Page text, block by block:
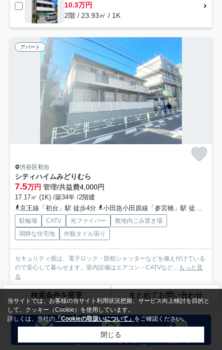
10.3万円
2階 / 23.93㎡ / 1K
アパート
渋谷区初台
シティハイムみどりむら
7.5万円 管理/共益費4,000円
17.17㎡ (1K) /築34年 /2階建
京王線「初台」駅 徒歩4分
小田急小田原線「参宮橋」駅 徒歩8分
駐輪場 CATV 光ファイバー
敷地内ごみ置き場
閑静な住宅地
外観タイル張り
セキュリティ面は、電子ロック・防犯シャッターなどを備え付けている
ので安心して暮らせます。室内設備はエアコン・CATVなど... もっと見
る
募集中の部屋
205
7.5万円
2階 / 17.17㎡ / 1K
検索条件を変更 まとめてお問い合わせ
当サイトでは、お客様の当サイト利用状況把握、サービス向上検討を目的と
して、クッキー（Cookie）を使用しています。
詳しくは、当社の 「Cookieの取扱いについて」 をご確認ください。
閉じる